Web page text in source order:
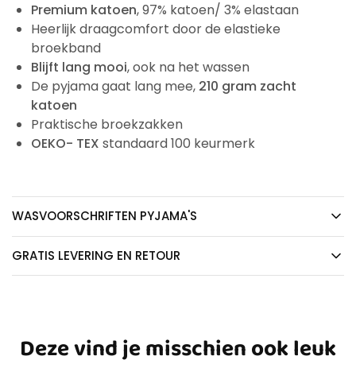
Premium katoen, 97% katoen/ 3% elastaan
Heerlijk draagcomfort door de elastieke
broekband
Blijft lang mooi, ook na het wassen
De pyjama gaat lang mee, 210 gram zacht
katoen
Praktische broekzakken
OEKO- TEX standaard 100 keurmerk
WASVOORSCHRIFTEN PYJAMA'S
GRATIS LEVERING EN RETOUR
Deze vind je misschien ook leuk